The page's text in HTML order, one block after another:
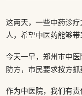
这两天，一些中药诊
人，希望中医药能够带
今天一早，郑州市中
防方，市民要求按方抓
作为中医院，我们有